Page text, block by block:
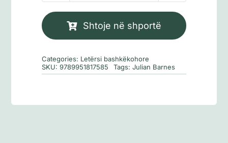
për
Shtoje në shportë
Categories: Letërsi bashkëkohore
SKU:9789951817585 Tags:Julian Barnes